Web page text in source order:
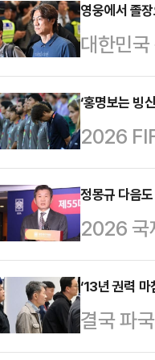
아시안
23 대표
에서 4위
회 내내
이하 대
영웅에서 졸
대한민
실상 축
한 성적
년대와
리베로'
전 승부
그 장면
명장면
‘홍명보는 빙
2026
성난 여
부족, 단
구’의 한
독은 사
도자를
임은 홍
정몽규 다음
2026 국
악의 성
터 제대
요하다
정소송
‘13년 권력
결국 파
를 받아